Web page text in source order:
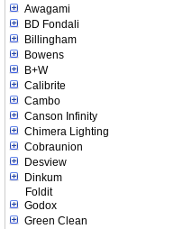
Awagami
BD Fondali
Billingham
Bowens
B+W
Calibrite
Cambo
Canson Infinity
Chimera Lighting
Cobraunion
Desview
Dinkum
Foldit
Godox
Green Clean